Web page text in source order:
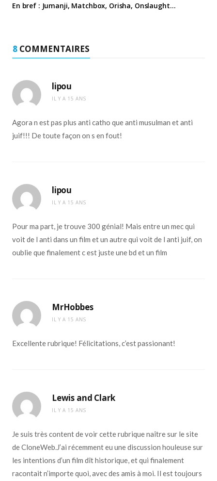
En bref : Jumanji, Matchbox, Orisha, Onslaught…
8 COMMENTAIRES
lipou
IL Y A 15 ANS
Agora n est pas plus anti catho que anti musulman et anti
juif!!! De toute façon on s en fout!
lipou
IL Y A 15 ANS
Pour ma part, je trouve 300 génial! Mais entre un mec qui
voit de l anti dans un film et un autre qui voit de l anti juif, on
oublie que finalement c est juste une bd et un film
MrHobbes
IL Y A 15 ANS
Excellente rubrique! Félicitations, c’est passionant!
Lewis and Clark
IL Y A 15 ANS
Je suis très content de voir cette rubrique naître sur le site
de CloneWeb.J’ai récemment eu une discussion houleuse sur
les intentions d’un film dît historique, et qui finalement
racontait n’importe quoi, avec des amis à moi. Il est toujours